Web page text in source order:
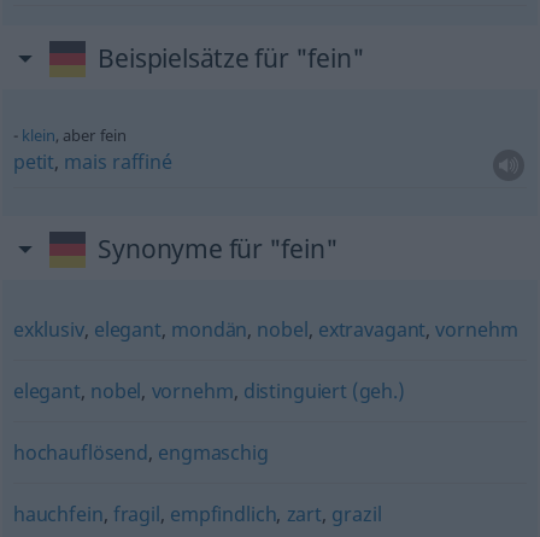
Beispielsätze für "fein"
klein, aber fein
petit, mais raffiné
Synonyme für "fein"
exklusiv, elegant, mondän, nobel, extravagant,vornehm
elegant, nobel, vornehm, distinguiert (geh.)
hochauflösend, engmaschig
hauchfein, fragil, empfindlich, zart, grazil